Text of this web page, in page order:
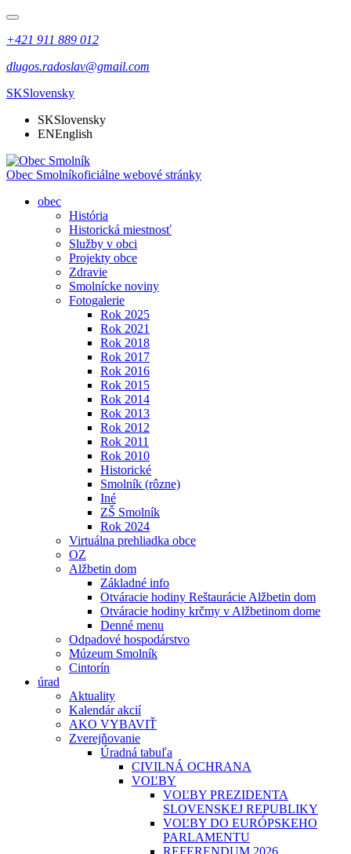
+421 911 889 012
dlugos.radoslav@gmail.com
SKSlovensky
SKSlovensky
ENEnglish
Obec Smolníkoficiálne webové stránky
obec
História
Historická miestnosť
Služby v obci
Projekty obce
Zdravie
Smolnícke noviny
Fotogalerie
Rok 2025
Rok 2021
Rok 2018
Rok 2017
Rok 2016
Rok 2015
Rok 2014
Rok 2013
Rok 2012
Rok 2011
Rok 2010
Historické
Smolník (rôzne)
Iné
ZŠ Smolník
Rok 2024
Virtuálna prehliadka obce
OZ
Alžbetin dom
Základné info
Otváracie hodiny Reštaurácie Alžbetin dom
Otváracie hodiny krčmy v Alžbetinom dome
Denné menu
Odpadové hospodárstvo
Múzeum Smolník
Cintorín
úrad
Aktuality
Kalendár akcií
AKO VYBAVIŤ
Zverejňovanie
Úradná tabuľa
CIVILNÁ OCHRANA
VOĽBY
VOĽBY PREZIDENTA
SLOVENSKEJ REPUBLIKY
VOĽBY DO EURÓPSKEHO
PARLAMENTU
REFERENDUM 2026